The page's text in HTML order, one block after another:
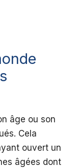
âge ou son
Cela
ouvert un
âgées dont